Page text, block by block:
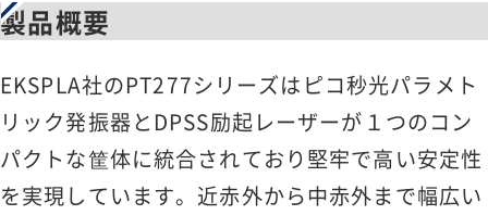
製品概要
EKSPLA社のPT277シリーズはピコ秒光パラメト
リック発振器とDPSS励起レーザーが１つのコン
パクトな筐体に統合されており堅牢で高い安定性
を実現しています。近赤外から中赤外まで幅広い